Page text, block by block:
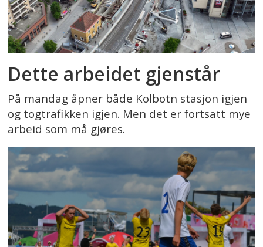
Dette arbeidet gjenstår
På mandag åpner både Kolbotn stasjon igjen
og togtrafikken igjen. Men det er fortsatt mye
arbeid som må gjøres.